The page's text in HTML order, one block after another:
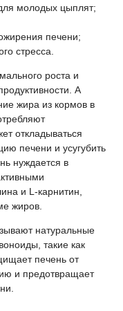
молодых цыплят;
печени;
стресса.
роста и
А
жира из кормов в
откладываться
печени и усугубить
нуждается в
и L-карнитин,
жиров.
натуральные
такие как
печень от
и предотвращает